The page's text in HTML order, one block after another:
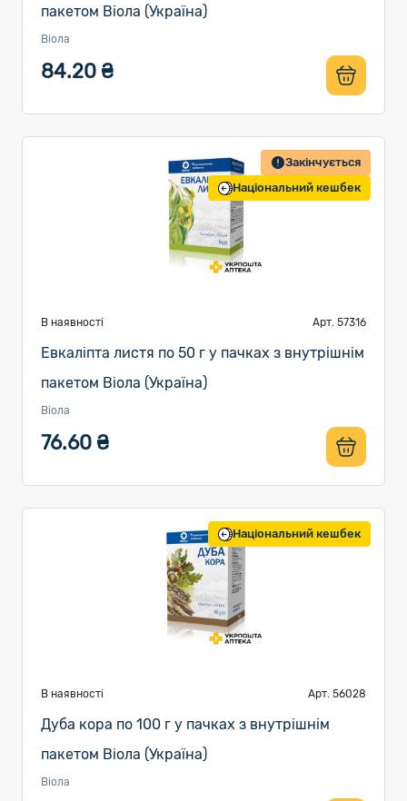
пакетом Віола (Україна)
Віола
84.20 ₴
Закінчується
Національний кешбек
В наявності Арт. 57316
Евкаліпта листя по 50 г у пачках з внутрішнім
пакетом Віола (Україна)
Віола
76.60 ₴
Національний кешбек
В наявності Арт. 56028
Дуба кора по 100 г у пачках з внутрішнім
пакетом Віола (Україна)
Віола